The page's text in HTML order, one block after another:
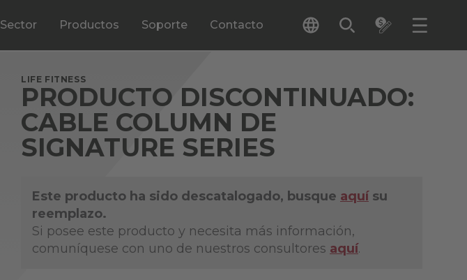
Sector Productos Soporte Contacto
LIFE FITNESS
PRODUCTO DISCONTINUADO:
CABLE COLUMN DE
SIGNATURE SERIES
Este producto ha sido descatalogado, busque aquísu
reemplazo.
Si posee este producto y necesita más información,
comuníquese con uno de nuestros consultores aquí.